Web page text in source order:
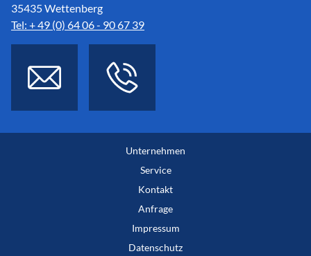
35435 Wettenberg
Tel: + 49 (0) 64 06 - 90 67 39
Unternehmen
Service
Kontakt
Anfrage
Impressum
Datenschutz